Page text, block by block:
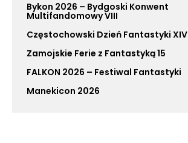
Bykon 2026 – Bydgoski Konwent
Multifandomowy VIII
Częstochowski Dzień Fantastyki XIV
Zamojskie Ferie z Fantastyką 15
FALKON 2026 – Festiwal Fantastyki
Manekicon 2026